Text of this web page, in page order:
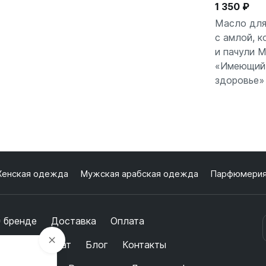
В
1 350 ₽
Масло
с амлой,
и пачули
«Имеющий
здоровье»
одежда Мужская арабская одежда
бренде Доставка
Оплата
и возврат
Блог
Контакты